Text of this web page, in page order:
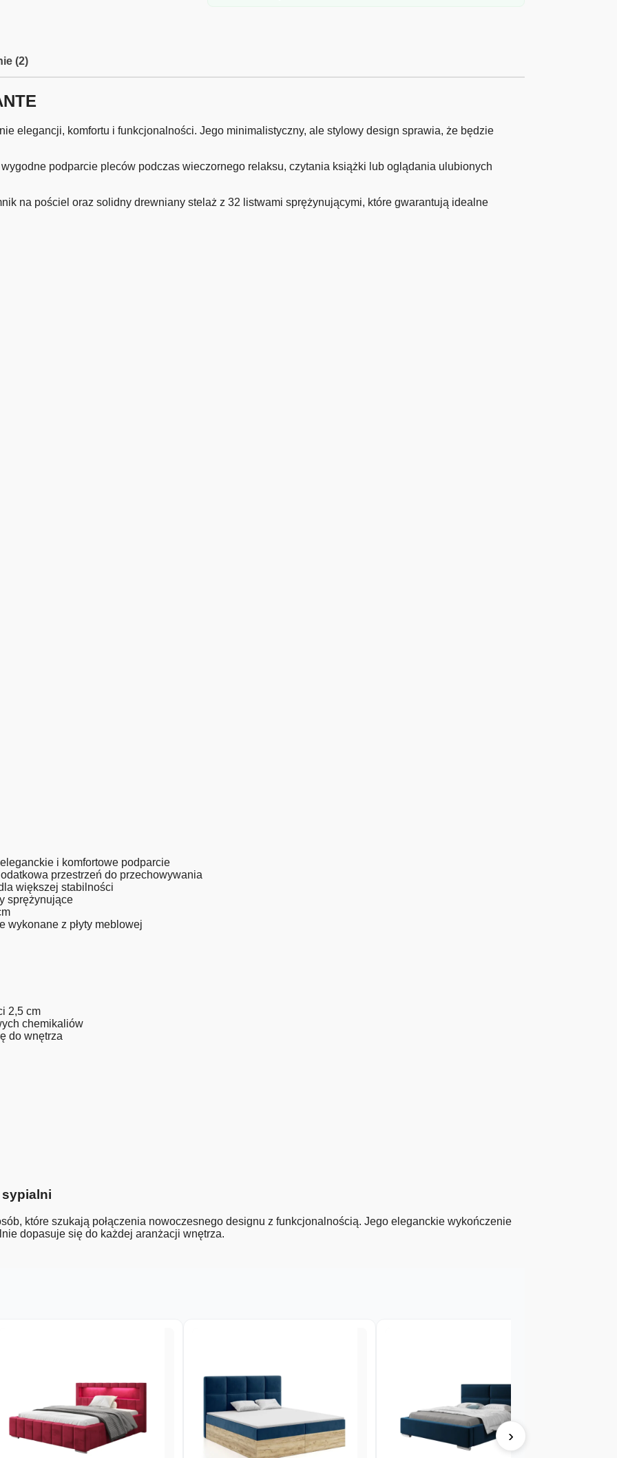
(2)
elegancji, komfortu i funkcjonalności. Jego minimalistyczny, ale stylowy design sprawia, że będzie
podparcie pleców podczas wieczornego relaksu, czytania książki lub oglądania ulubionych
na pościel oraz solidny drewniany stelaż z 32 listwami sprężynującymi, które gwarantują idealne
i komfortowe podparcie
przestrzeń do przechowywania
większej stabilności
sprężynujące
wykonane z płyty meblowej
2,5 cm
chemikaliów
do wnętrza
które szukają połączenia nowoczesnego designu z funkcjonalnością. Jego eleganckie wykończenie
dopasuje się do każdej aranżacji wnętrza.
›